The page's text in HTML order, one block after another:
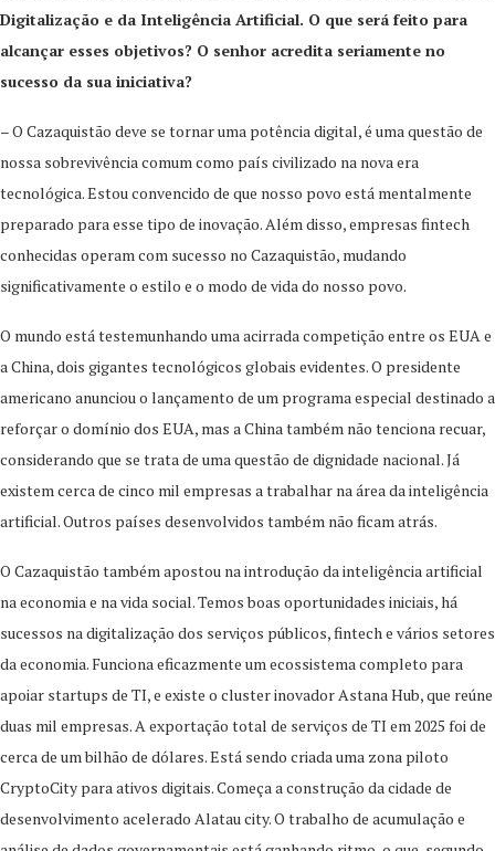
Digitalização e da Inteligência Artificial. O que será feito para
alcançar esses objetivos? O senhor acredita seriamente no
sucesso da sua iniciativa?
– O Cazaquistão deve se tornar uma potência digital, é uma questão de
nossa sobrevivência comum como país civilizado na nova era
tecnológica. Estou convencido de que nosso povo está mentalmente
preparado para esse tipo de inovação. Além disso, empresas fintech
conhecidas operam com sucesso no Cazaquistão, mudando
significativamente o estilo e o modo de vida do nosso povo.
O mundo está testemunhando uma acirrada competição entre os EUA e
a China, dois gigantes tecnológicos globais evidentes. O presidente
americano anunciou o lançamento de um programa especial destinado a
reforçar o domínio dos EUA, mas a China também não tenciona recuar,
considerando que se trata de uma questão de dignidade nacional. Já
existem cerca de cinco mil empresas a trabalhar na área da inteligência
artificial. Outros países desenvolvidos também não ficam atrás.
O Cazaquistão também apostou na introdução da inteligência artificial
na economia e na vida social. Temos boas oportunidades iniciais, há
sucessos na digitalização dos serviços públicos, fintech e vários setores
da economia. Funciona eficazmente um ecossistema completo para
apoiar startups de TI, e existe o cluster inovador Astana Hub, que reúne
duas mil empresas. A exportação total de serviços de TI em 2025 foi de
cerca de um bilhão de dólares. Está sendo criada uma zona piloto
CryptoCity para ativos digitais. Começa a construção da cidade de
desenvolvimento acelerado Alatau city. O trabalho de acumulação e